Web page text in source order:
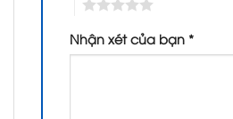
Nhận xét của bạn *